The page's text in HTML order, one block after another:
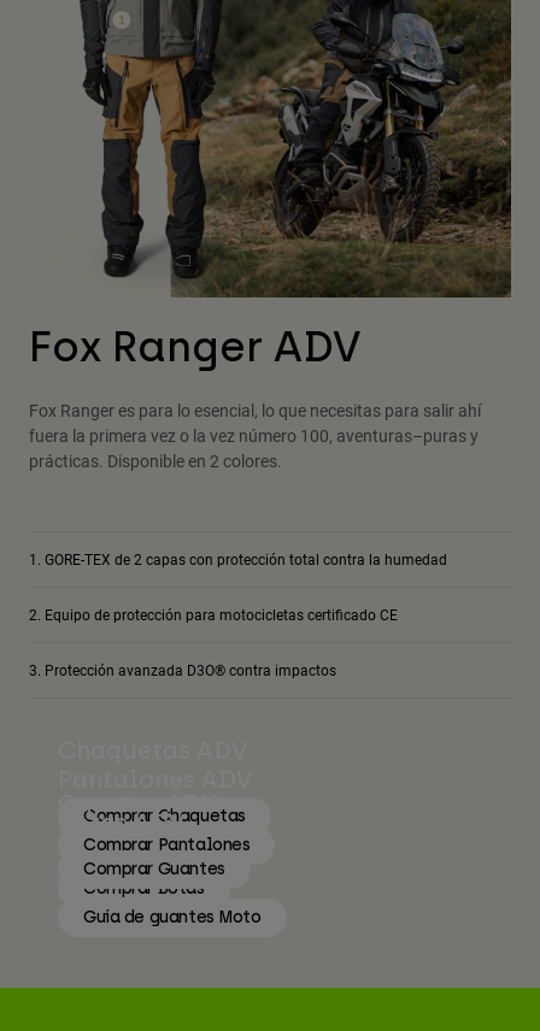
Fox Ranger ADV
Fox Ranger es para lo esencial, lo que necesitas para salir ahí
fuera la primera vez o la vez número 100, aventuras–puras y
prácticas. Disponible en 2 colores.
GORE-TEX de 2 capas con protección total contra la humedad
Equipo de protección para motocicletas certificado CE
Protección avanzada D3O® contra impactos
Comprar Chaquetas
Comprar Pantalones
Botas ADV
Comprar Botas
Guantes ADV
Comprar Guantes
Guía de guantes Moto